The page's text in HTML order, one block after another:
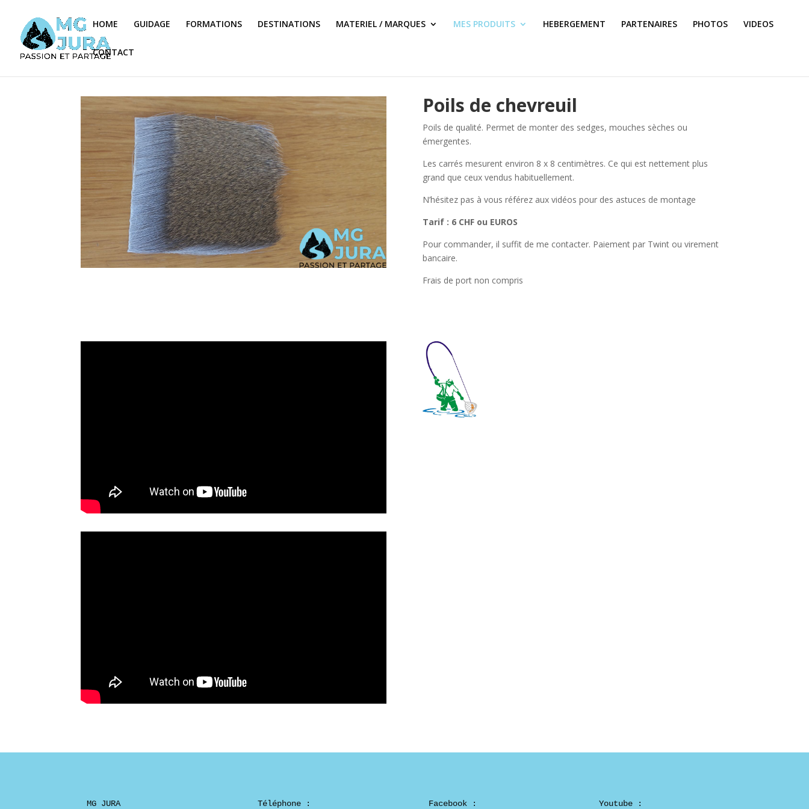
HOME GUIDAGE FORMATIONS DESTINATIONS MATERIEL / MARQUES MES PRODUITS HEBERGEMENT PARTENAIRES PHOTOS VIDEOS
CONTACT
Poils de chevreuil
Poils de qualité. Permet de monter des sedges, mouches sèches ou
émergentes.
Les carrés mesurent environ 8 x 8 centimètres. Ce qui est nettement plus
grand que ceux vendus habituellement.
N’hésitez pas à vous référez aux vidéos pour des astuces de montage
Tarif : 6 CHF ou EUROS
Pour commander, il suffit de me contacter. Paiement par Twint ou virement
bancaire.
Frais de port non compris
MG JURA Téléphone :